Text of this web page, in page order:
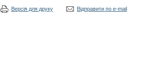
Версія для друку Відправити по e-mail